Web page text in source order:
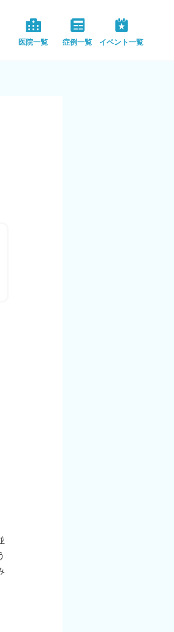
医院一覧 症例一覧 イベント一覧